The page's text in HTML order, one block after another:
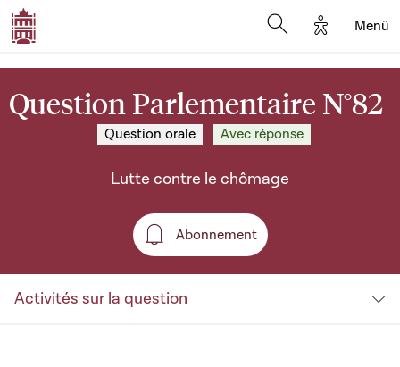
Options
Menü
Question Parlementaire N°82
Question orale Avec réponse
Lutte contre le chômage
Abonnement
Abonnement
Activités sur la question